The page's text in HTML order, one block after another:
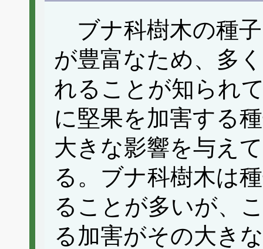
ブナ科樹木の種
が豊富なため、多
れることが知られ
に堅果を加害する
大きな影響を与え
る。ブナ科樹木は
ることが多いが、
る加害がその大き